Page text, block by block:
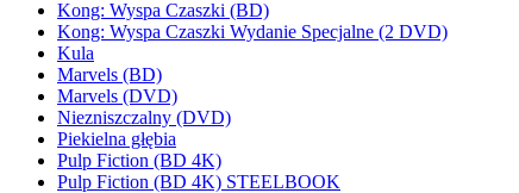
Kong: Wyspa Czaszki (BD)
Kong: Wyspa Czaszki Wydanie Specjalne (2 DVD)
Kula
Marvels (BD)
Marvels (DVD)
Niezniszczalny (DVD)
Piekielna głębia
Pulp Fiction (BD 4K)
Pulp Fiction (BD 4K) STEELBOOK